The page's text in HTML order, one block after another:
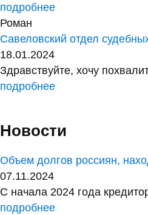
подробнее
Роман
Савеловский отдел
18.01.2024
Здравствуйте, хочу
подробнее
Новости
Объем долгов россиян,
07.11.2024
С начала 2024 года
подробнее